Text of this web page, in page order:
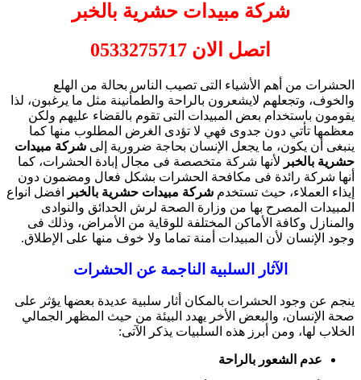
شركة مبيدات حشرية بالخبر
اتصل الان 0533275717
الحشرات من أهم الأشياء التى تصيب الناس بحالة من الهلع
والخوف، وتجعلهم لايشعرون بالراحة والطمأنينة مثل ما يرغبون، لذا
يقومون باستخدام بعض المبيدات التى تقوم بالقضاء عليهم ولكن
معظمها تأتي دون جدوى فهي لا تؤدى الغرض المطلوب منها كما
ينبغى أن يكون، ما يجعل الإنسان بحاجة ضرورية إلى شركة مبيدات
حشرية بالخبر لأنها شركة متخصصة فى مجال إبادة الحشرات، كما
أنها شركة رائدة فى مكافحة الحشرات بشكل فعال ومضمون دون
إيذاء العملاء، حيث تستخدم شركة مبيدات حشرية بالخبر
افضل انواع
المبيدات المصرح بها من وزارة الصحة لرش الحدائق والنوادى
والمنازل وكافة الأماكن المختلفة للوقاية من الأمراض، وذلك فى
وجود الإنسان لأن المبيدات أمنة تماما ولا خوف منها على الإطلاق.
الآثار السلبية الناجمة عن الحشرات
ينجم عن وجود الحشرات بالمكان أثار سلبية عديدة بعضها يؤثر على
صحة الإنسان، والبعض الأخر يهدد البيئة من حيث المظهر الجمالي
الخلاب لها، ومن أبرز هذه السلبيات يذكر الآتى:
عدم الشعور بالراحة